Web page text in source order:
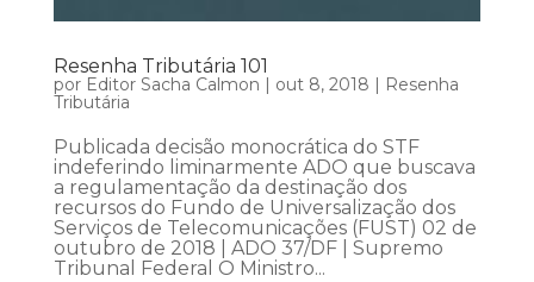
Resenha Tributária 101
por Editor Sacha Calmon out 8, 2018
Resenha
Tributária
Publicada decisão monocrática do STF
indeferindo liminarmente ADO que buscava
a regulamentação da destinação dos
recursos do Fundo de Universalização dos
Serviços de Telecomunicações (FUST) 02 de
outubro de 2018 | ADO 37/DF | Supremo
Tribunal Federal O Ministro...